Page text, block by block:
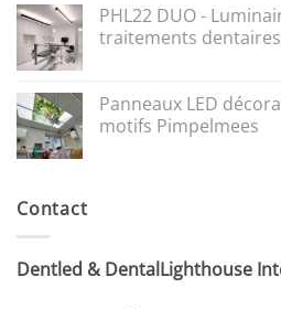
PHL22 DUO -
traitements dentaires
Panneaux LED
motifs Pimpelmees
Contact
Dentled & DentalLighthouse